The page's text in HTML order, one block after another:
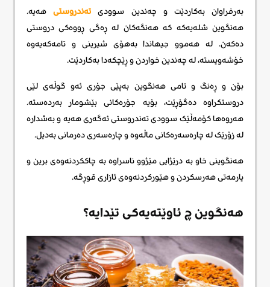
بەرفراوان بەکاردێت و چەندین سوودیتەندروستیهەیە.
هەنگوین شلەیەکە کە هەنگەکان لە ڕەگی ڕووەکی دروستی
دەکەن. لە هەموو جیهاندا بەهۆی شیرینی و تامەکەیەوە
خۆشەویستە، لە چەندین خواردن و ڕێچکەدا بەکاردێت.
بۆن و ڕەنگ و تامی هەنگوین بەپێی جۆری ئەو گوڵەی لێی
دروستکراوە دەگۆڕێت، بۆیە جۆرەکانی بێشومار بەردەستە.
هەروەها کۆمەڵێک سوودی تەندروستی ئەگەری هەیە و بەشدارە
لە زۆرێک لە چارەسەرەکانی ماڵەوە و چارەسەری دەرمانی بەدیل.
هەنگوینی خاو بە درێژایی مێژوو ناسراوە بە چاککردنەوەی برین و
یارمەتی هەرسکردن و هێورکردنەوەی ئازاری قوڕگه.
هەنگوین چ ئاوێتەیەکی تێدایە؟